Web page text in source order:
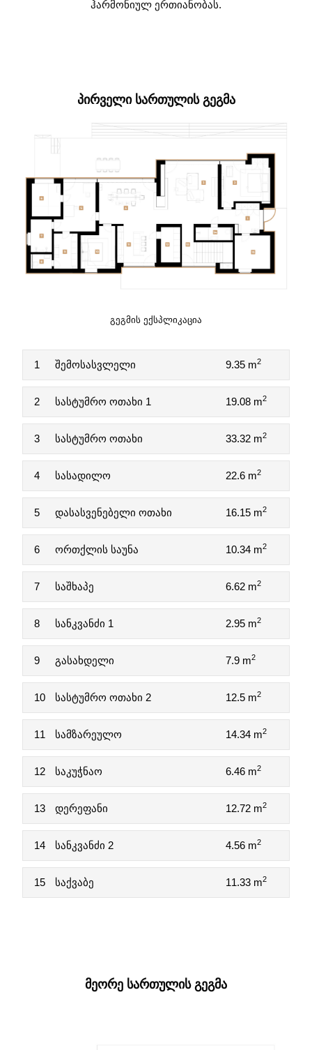
ჰარმონიულ ერთიანობას.
ᲞᲘᲠᲕᲔᲚᲘ ᲡᲐᲠᲗᲣᲚᲘᲡ ᲒᲔᲒᲛᲐ
ᲒᲔᲒᲛᲘᲡ ᲔᲥᲡᲞᲚᲘᲙᲐᲪᲘᲐ
1 შემოსასვლელი 9.35 m2
2 სასტუმრო ოთახი 1 19.08 m2
3 სასტუმრო ოთახი 33.32 m2
4 სასადილო 22.6 m2
5 დასასვენებელი ოთახი 16.15 m2
6 ორთქლის საუნა 10.34 m2
7 საშხაპე 6.62 m2
8 სანკვანძი 1 2.95 m2
9 გასახდელი 7.9 m2
10 სასტუმრო ოთახი 2 12.5 m2
11 სამზარეულო 14.34 m2
12 საკუჭნაო 6.46 m2
13 დერეფანი 12.72 m2
14 სანკვანძი 2 4.56 m2
15 საქვაბე 11.33 m2
ᲛᲔᲝᲠᲔ ᲡᲐᲠᲗᲣᲚᲘᲡ ᲒᲔᲒᲛᲐ